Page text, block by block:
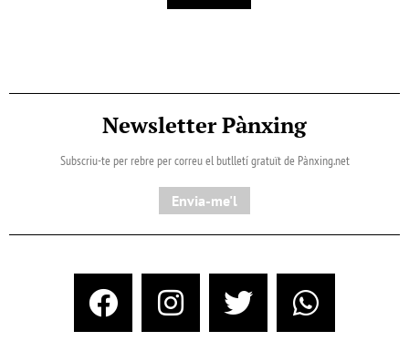
Newsletter Pànxing
Subscriu-te per rebre per correu el butlletí gratuït de Pànxing.net​
Envia-me'l